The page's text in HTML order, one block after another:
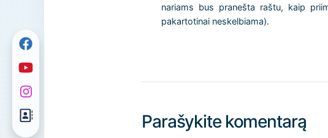
nariams bus pranešta raštu, kaip
pakartotinai neskelbiama).
Parašykite komentarą